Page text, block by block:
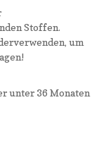
Stoffen.
um
unter 36 Monaten